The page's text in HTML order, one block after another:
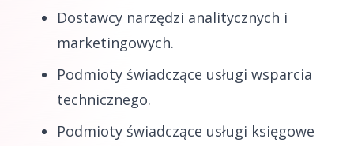
Dostawcy narzędzi analitycznych i
marketingowych.
Podmioty świadczące usługi wsparcia
technicznego.
Podmioty świadczące usługi księgowe